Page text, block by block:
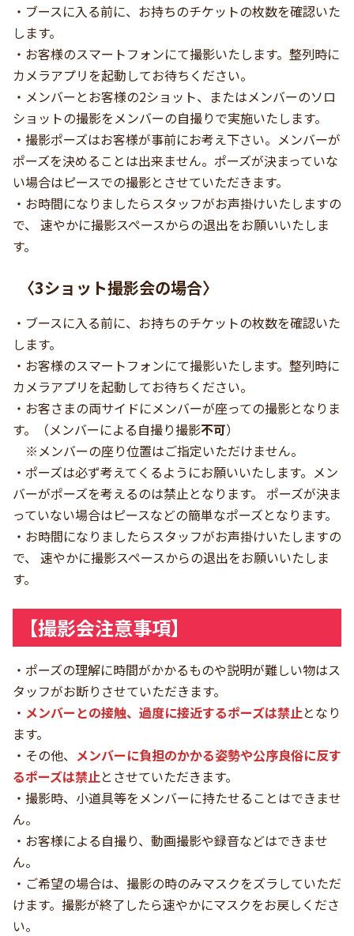
・ブースに入る前に、お持ちのチケットの枚数を確認いた
します。
・お客様のスマートフォンにて撮影いたします。整列時に
カメラアプリを起動してお待ちください。
・メンバーとお客様の2ショット、またはメンバーのソロ
ショットの撮影をメンバーの自撮りで実施いたします。
・撮影ポーズはお客様が事前にお考え下さい。メンバーが
ポーズを決めることは出来ません。ポーズが決まっていな
い場合はピースでの撮影とさせていただきます。
・お時間になりましたらスタッフがお声掛けいたしますの
で、 速やかに撮影スペースからの退出をお願いいたしま
す。
〈3ショット撮影会の場合〉
・ブースに入る前に、お持ちのチケットの枚数を確認いた
します。
・お客様のスマートフォンにて撮影いたします。整列時に
カメラアプリを起動してお待ちください。
・お客さまの両サイドにメンバーが座っての撮影となりま
す。（メンバーによる自撮り撮影不可）
※メンバーの座り位置はご指定いただけません。
・ポーズは必ず考えてくるようにお願いいたします。メン
バーがポーズを考えるのは禁止となります。 ポーズが決ま
っていない場合はピースなどの簡単なポーズとなります。
・お時間になりましたらスタッフがお声掛けいたしますの
で、 速やかに撮影スペースからの退出をお願いいたしま
す。
【撮影会注意事項】
・ポーズの理解に時間がかかるものや説明が難しい物はス
タッフがお断りさせていただきます。
・ メンバーとの接触、過度に接近するポーズは禁止となり
ます。
・その他、 メンバーに負担のかかる姿勢や公序良俗に反す
るポーズは禁止とさせていただきます。
・撮影時、小道具等をメンバーに持たせることはできませ
ん。
・お客様による自撮り、動画撮影や録音などはできませ
ん。
・ご希望の場合は、撮影の時のみマスクをズラしていただ
けます。撮影が終了したら速やかにマスクをお戻しくださ
い。